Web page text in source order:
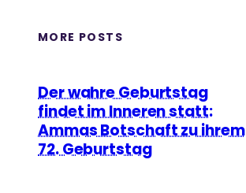
MORE POSTS
Der wahre Geburtstag
findet im Inneren statt:
Ammas Botschaft zu ihrem
72. Geburtstag